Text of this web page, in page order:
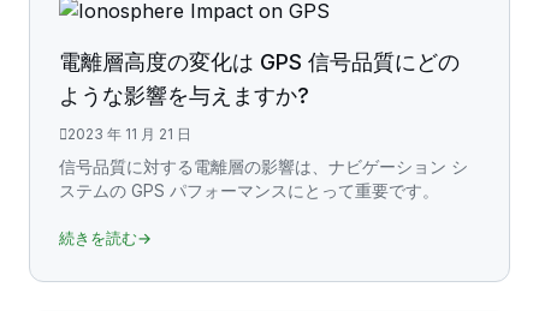
電離層高度の変化は GPS 信号品質にどの
ような影響を与えますか?
2023 年 11 月 21 日
信号品質に対する電離層の影響は、ナビゲーション シ
ステムの GPS パフォーマンスにとって重要です。
続きを読む→